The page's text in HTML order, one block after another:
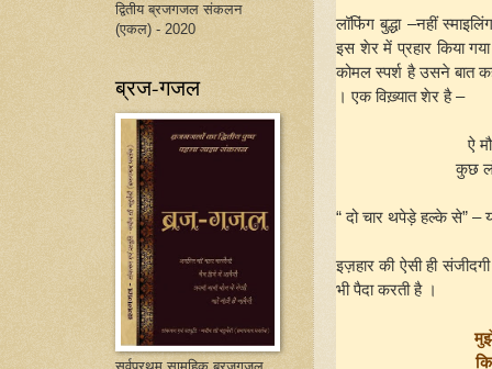
लॉफिंग बुद्धा –नहीं
इस शेर में प्रहार किया
कोमल स्पर्श है उसने बात
। एक विख़्यात शेर है –
ऐ
कुछ
“ दो चार थपेड़े हल्के से” –
इज़हार की ऐसी ही
भी पैदा करती है ।
द्वितीय ब्रजगजल संकलन
(एकल) - 2020
ब्रज-गजल